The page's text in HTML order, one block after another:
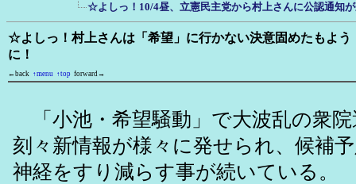
☆よしっ！10/4昼、立憲民主党から村上さんに公認通知
☆よしっ！村上さんは「希望」に行かない決意固めたもよう
に！
←back ↑menu ↑top forward→
「小池・希望騒動」で大波乱の衆
刻々新情報が様々に発せられ、候補
神経をすり減らす事が続いている。